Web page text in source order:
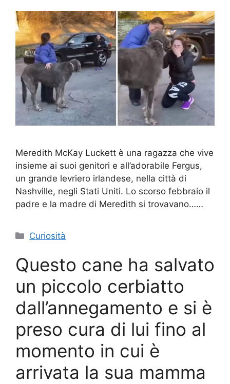
Meredith McKay Luckett è una ragazza che vive
insieme ai suoi genitori e all’adorabile Fergus,
un grande levriero irlandese, nella città di
Nashville, negli Stati Uniti. Lo scorso febbraio il
padre e la madre di Meredith si trovavano……
Categorie
Curiosità
Questo cane ha salvato
un piccolo cerbiatto
dall’annegamento e si è
preso cura di lui fino al
momento in cui è
arrivata la sua mamma